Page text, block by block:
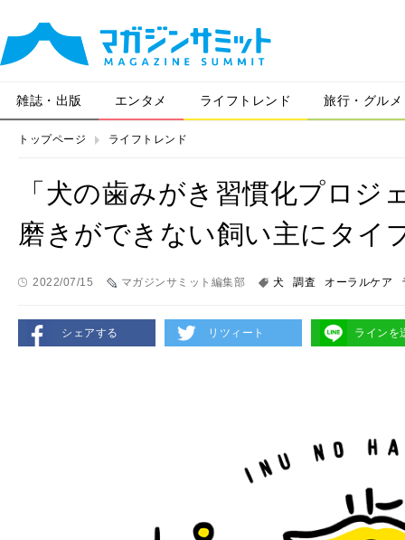
雑誌・出版 エンタメ ライフトレンド 旅行・グルメ
トップページ ライフトレンド
「犬の歯みがき習慣化プロジ
磨きができない飼い主にタイ
2022/07/15 マガジンサミット編集部 犬 調査 オーラルケア
シェアする リツィート ラインを